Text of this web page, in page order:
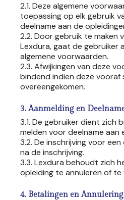
2.1. Deze algemene
toepassing op elk gebruik
deelname aan de
2.2. Door gebruik te maken
Lexdura, gaat de gebruiker
algemene voorwaarden.
2.3. Afwijkingen van deze
bindend indien deze vooraf
overeengekomen.
3. Aanmelding en
3.1. De gebruiker dient zich
melden voor deelname aan
3.2. De inschrijving voor
na de inschrijving.
3.3. Lexdura behoudt zich
opleiding te annuleren of te
4. Betalingen en